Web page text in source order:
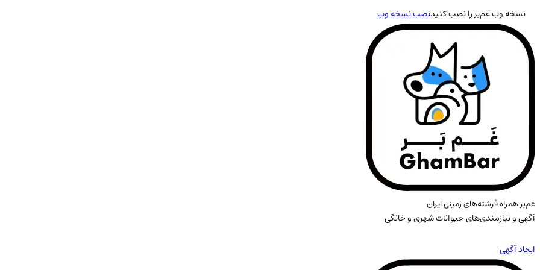
نسخه وب غم‌بر را نصب کنیدنصب نسخه وب
غم‌بر همراه فرشته‌های زمینی ایران
آگهی و نیازمندی‌های حیوانات شهری و خانگی
ایجاد آگهی